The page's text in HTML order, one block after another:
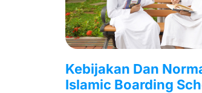
Kebijakan Dan
Islamic Boarding